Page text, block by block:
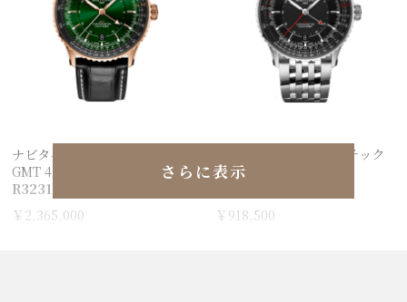
ナビタイマー オートマチック
GMT 41
R32310251L1P1
￥2,365,000
ナビタイマー オートマチック
GMT 41
￥918,500
さらに表示